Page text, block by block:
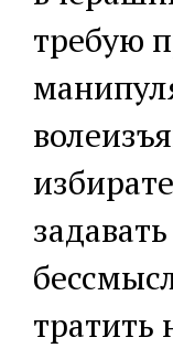
требую
тратить